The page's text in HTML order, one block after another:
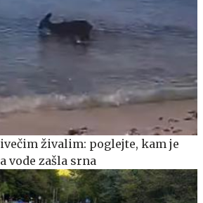
živalim: poglejte, kam je
vode zašla srna